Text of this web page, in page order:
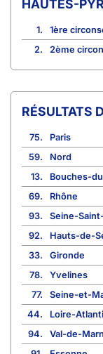
HAUTES-
1.
1ère
2.
2ème
RÉSULTATS
75.
Paris
59.
Nord
13.
Bouches-
69.
Rhône
93.
Seine-
92.
Hauts-de-
33.
Gironde
78.
Yvelines
77.
Seine-et-
44.
Loire-
94.
Val-de-